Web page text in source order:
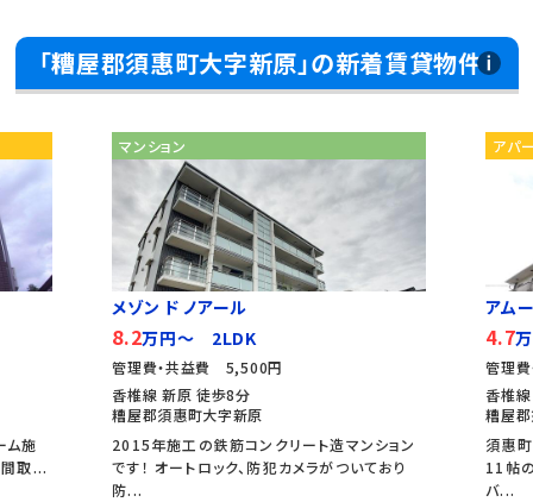
「糟屋郡須惠町大字新原」の新着賃貸物件
ム施
間取...
マンション
メゾン ド ノアール
8.2万円～ 2LDK
管理費・共益費 5,500円
香椎線 新原 徒歩8分
糟屋郡須惠町大字新原
2015年施工の鉄筋コンクリート造マンション
です！ オートロック、防犯カメラがついており
防...
アパ
アム
4.7
管理
香椎
糟屋
須惠
11帖
バ...